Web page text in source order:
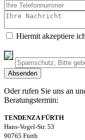
Hiermit akzeptiere
Oder rufen Sie uns an
Beratungstermin:
TENDENZA FÜRTH
Hans-Vogel-Str. 53
90765 Fürth